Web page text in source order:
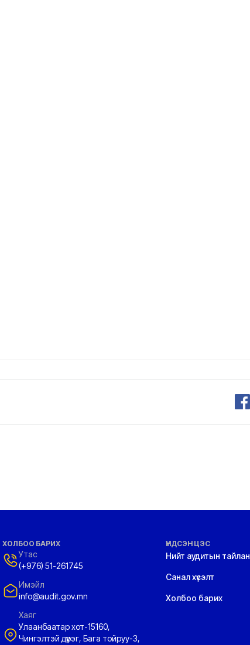
ХОЛБОО БАРИХ
Утас
(+976) 51-261745
Имэйл
info@audit.gov.mn
Хаяг
Улаанбаатар хот-15160,
Чингэлтэй дүүрэг, Бага тойруу-3,
ҮНДСЭН ЦЭС
Нийт аудитын тайлан
Санал хүсэлт
Холбоо барих